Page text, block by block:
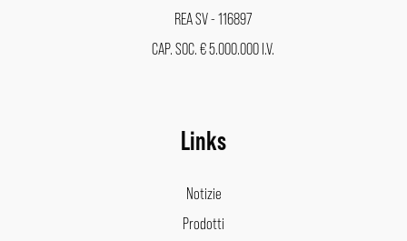
REA SV - 116897
CAP. SOC. € 5.000.000 I.V.
Links
Notizie
Prodotti